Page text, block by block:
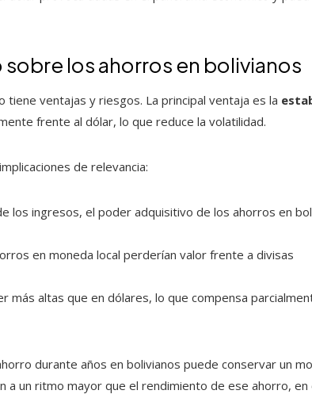
los ahorros en bolivianos
ventajas y riesgos. La principal ventaja es la
frente al dólar, lo que reduce la volatilidad.
de relevancia:
los ingresos, el poder adquisitivo de los ahorros en
en moneda local perderían valor frente a divisas
más altas que en dólares, lo que compensa
durante años en bolivianos puede conservar un
a un ritmo mayor que el rendimiento de ese ahorro, en